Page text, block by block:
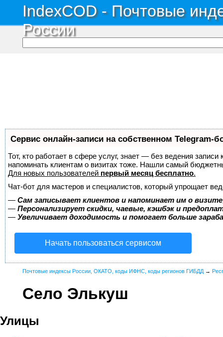
IndexCOD - Почтовые
России
Сервис онлайн-записи на собственном Telegram-
Тот, кто работает в сфере услуг, знает — без ведения
напоминать клиентам о визитах тоже. Нашли самый
Для новых пользователей первый месяц бесплатно.
Чат-бот для мастеров и специалистов, который упрощает
— Сам записывает клиентов и напоминает им о
— Персонализирует скидки, чаевые, кэшбэк и
— Увеличивает доходимость и помогает больше
Начать пользоваться сервисом
Почтовые индексы России, ОКАТО, коды ИФНС, коды регионов ГИБДД →
Село Элькуш
Улицы